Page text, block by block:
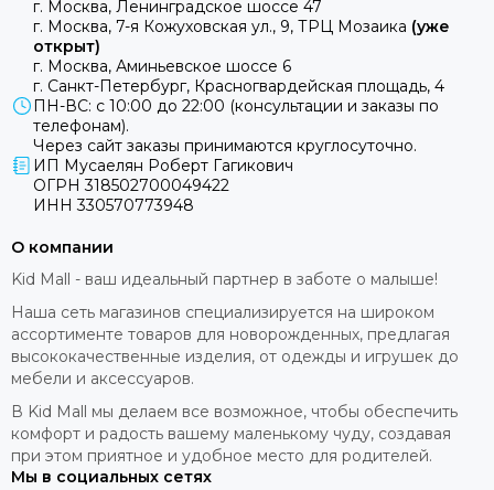
г. Москва, Ленинградское шоссе 47
г. Москва, 7-я Кожуховская ул., 9, ТРЦ Мозаика (уже
открыт)
г. Москва, Аминьевское шоссе 6
г. Санкт-Петербург, Красногвардейская площадь, 4
ПН-ВС: с 10:00 до 22:00 (консультации и заказы по
телефонам).
Через сайт заказы принимаются круглосуточно.
ИП Мусаелян Роберт Гагикович
ОГРН 318502700049422
ИНН 330570773948
О компании
Kid Mall - ваш идеальный партнер в заботе о малыше!
Наша сеть магазинов специализируется на широком
ассортименте товаров для новорожденных, предлагая
высококачественные изделия, от одежды и игрушек до
мебели и аксессуаров.
В Kid Mall мы делаем все возможное, чтобы обеспечить
комфорт и радость вашему маленькому чуду, создавая
при этом приятное и удобное место для родителей.
Мы в социальных сетях